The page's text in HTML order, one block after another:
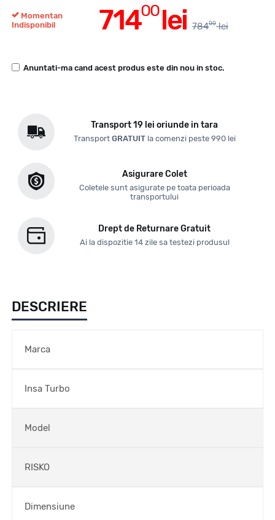
71400lei 78400 lei
Momentan
Indisponibil
Anuntati-ma cand acest produs este din nou in stoc.
Transport 19 lei oriunde in tara
Transport GRATUITla comenzi peste 990 lei
Asigurare Colet
Coletele sunt asigurate pe toata perioada
transportului
Drept de Returnare Gratuit
Ai la dispozitie 14 zile sa testezi produsul
DESCRIERE
Marca
Insa Turbo
Model
RISKO
Dimensiune